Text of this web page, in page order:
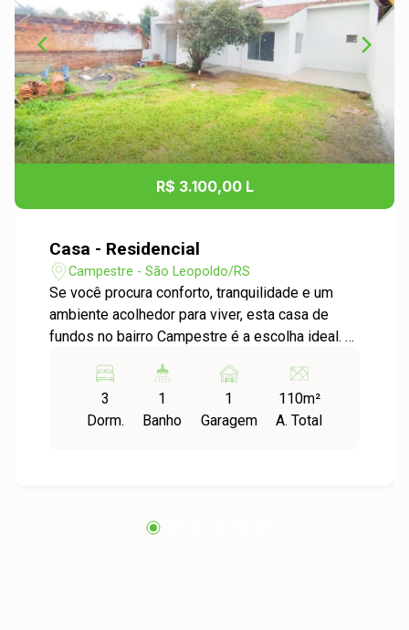
R$ 3.100,00 L
Casa - Residencial
Campestre - São Leopoldo/RS
Se você procura conforto, tranquilidade e um
ambiente acolhedor para viver, esta casa de
fundos no bairro Campestre é a escolha ideal. O
integrada à cozinha por um prático passa-
pratos, proporcionando um ambiente funcional e
perfeito para o dia a dia. A cozinha dispõe de
beneficiados por excelente iluminação natural.
3
Dorm.
1
Banho
1
Garagem
110m²
A. Total